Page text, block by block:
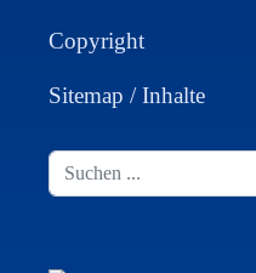
Copyright
Sitemap / Inhalte
Suchen
...